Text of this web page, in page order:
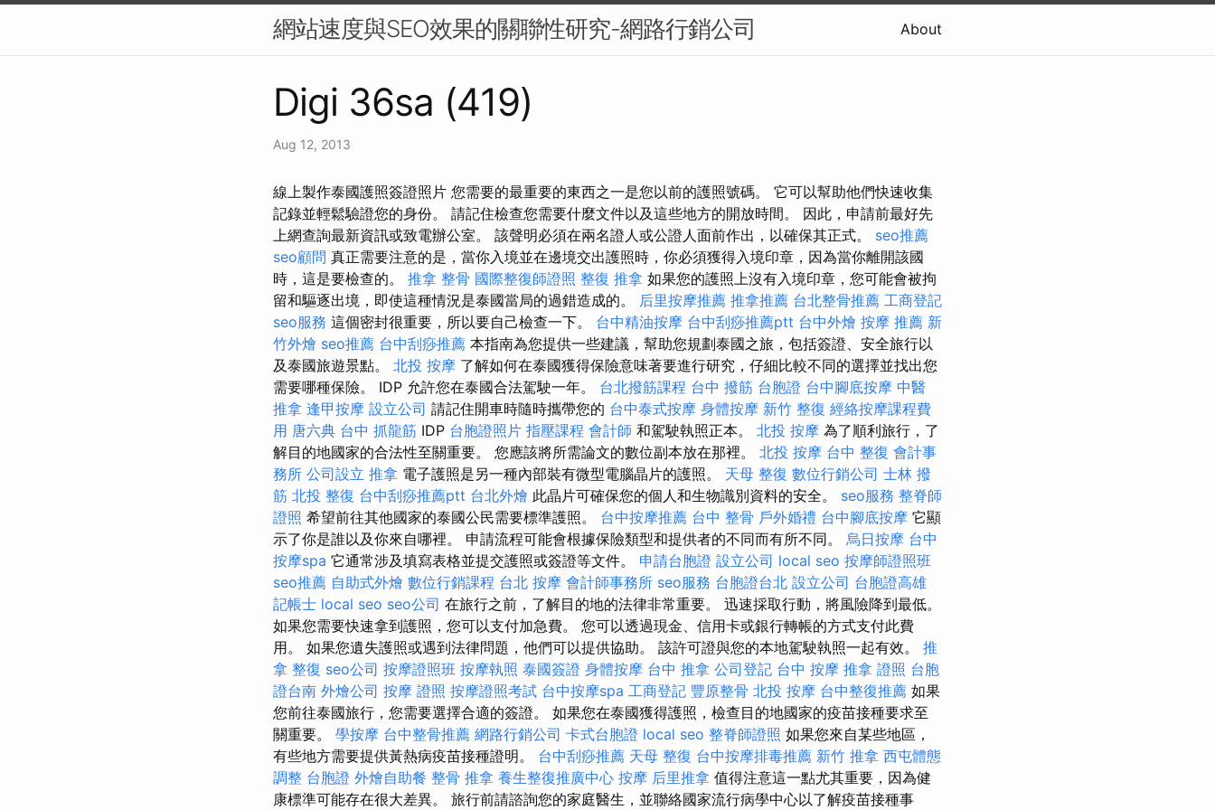
網站速度與SEO效果的關聯性研究-網路行銷公司 About
Digi 36sa (419)
Aug 12, 2013
線上製作泰國護照簽證照片 您需要的最重要的東西之一是您以前的護照號碼。 它可以幫助他們快速收集
記錄並輕鬆驗證您的身份。 請記住檢查您需要什麼文件以及這些地方的開放時間。 因此，申請前最好先
上網查詢最新資訊或致電辦公室。 該聲明必須在兩名證人或公證人面前作出，以確保其正式。 seo推薦
seo顧問 真正需要注意的是，當你入境並在邊境交出護照時，你必須獲得入境印章，因為當你離開該國
時，這是要檢查的。 推拿 整骨 國際整復師證照 整復 推拿 如果您的護照上沒有入境印章，您可能會被拘
留和驅逐出境，即使這種情況是泰國當局的過錯造成的。 后里按摩推薦 推拿推薦 台北整骨推薦 工商登記
seo服務 這個密封很重要，所以要自己檢查一下。 台中精油按摩 台中刮痧推薦ptt 台中外燴 按摩 推薦 新
竹外燴 seo推薦 台中刮痧推薦 本指南為您提供一些建議，幫助您規劃泰國之旅，包括簽證、安全旅行以
及泰國旅遊景點。 北投 按摩 了解如何在泰國獲得保險意味著要進行研究，仔細比較不同的選擇並找出您
需要哪種保險。 IDP 允許您在泰國合法駕駛一年。 台北撥筋課程 台中 撥筋 台胞證 台中腳底按摩 中醫
推拿 逢甲按摩 設立公司 請記住開車時隨時攜帶您的 台中泰式按摩 身體按摩 新竹 整復 經絡按摩課程費
用 唐六典 台中 抓龍筋 IDP 台胞證照片 指壓課程 會計師 和駕駛執照正本。 北投 按摩 為了順利旅行，了
解目的地國家的合法性至關重要。 您應該將所需論文的數位副本放在那裡。 北投 按摩 台中 整復 會計事
務所 公司設立 推拿 電子護照是另一種內部裝有微型電腦晶片的護照。 天母 整復 數位行銷公司 士林 撥
筋 北投 整復 台中刮痧推薦ptt 台北外燴 此晶片可確保您的個人和生物識別資料的安全。 seo服務 整脊師
證照 希望前往其他國家的泰國公民需要標準護照。 台中按摩推薦 台中 整骨 戶外婚禮 台中腳底按摩 它顯
示了你是誰以及你來自哪裡。 申請流程可能會根據保險類型和提供者的不同而有所不同。 烏日按摩 台中
按摩spa 它通常涉及填寫表格並提交護照或簽證等文件。 申請台胞證 設立公司 local seo 按摩師證照班
seo推薦 自助式外燴 數位行銷課程 台北 按摩 會計師事務所 seo服務 台胞證台北 設立公司 台胞證高雄
記帳士 local seo seo公司 在旅行之前，了解目的地的法律非常重要。 迅速採取行動，將風險降到最低。
如果您需要快速拿到護照，您可以支付加急費。 您可以透過現金、信用卡或銀行轉帳的方式支付此費
用。 如果您遺失護照或遇到法律問題，他們可以提供協助。 該許可證與您的本地駕駛執照一起有效。 推
拿 整復 seo公司 按摩證照班 按摩執照 泰國簽證 身體按摩 台中 推拿 公司登記 台中 按摩 推拿 證照 台胞
證台南 外燴公司 按摩 證照 按摩證照考試 台中按摩spa 工商登記 豐原整骨 北投 按摩 台中整復推薦 如果
您前往泰國旅行，您需要選擇合適的簽證。 如果您在泰國獲得護照，檢查目的地國家的疫苗接種要求至
關重要。 學按摩 台中整骨推薦 網路行銷公司 卡式台胞證 local seo 整脊師證照 如果您來自某些地區，
有些地方需要提供黃熱病疫苗接種證明。 台中刮痧推薦 天母 整復 台中按摩排毒推薦 新竹 推拿 西屯體態
調整 台胞證 外燴自助餐 整骨 推拿 養生整復推廣中心 按摩 后里推拿 值得注意這一點尤其重要，因為健
康標準可能存在很大差異。 旅行前請諮詢您的家庭醫生，並聯絡國家流行病學中心以了解疫苗接種事